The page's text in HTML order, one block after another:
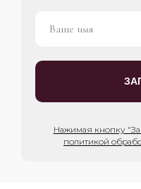
Нажимая кнопку
политикой